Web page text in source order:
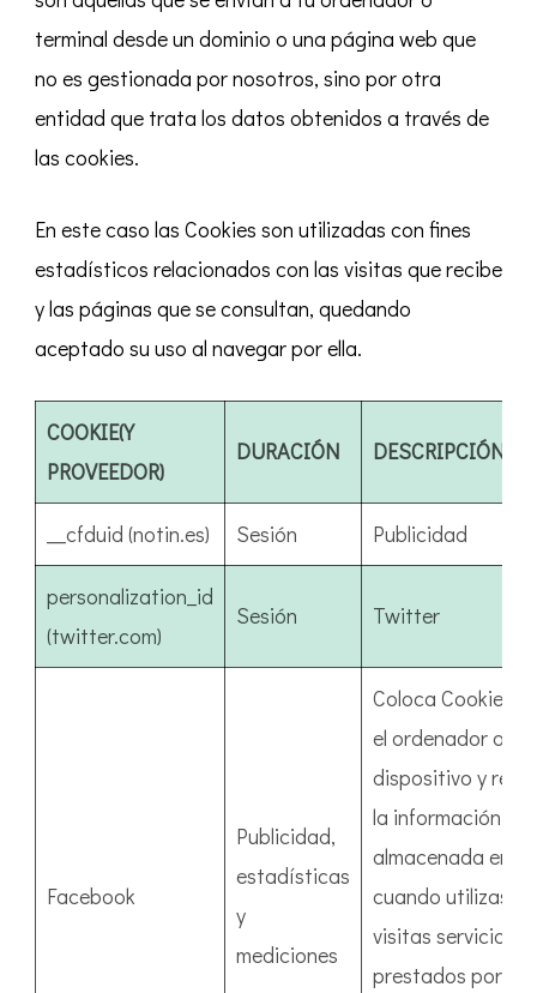
terminal desde un dominio o una página web que
no es gestionada por nosotros, sino por otra
entidad que trata los datos obtenidos a través de
las cookies.
En este caso las Cookies son utilizadas con fines
estadísticos relacionados con las visitas que recibe
y las páginas que se consultan, quedando
aceptado su uso al navegar por ella.
COOKIE(Y
PROVEEDOR)
DURACIÓN DESCRIPCIÓN
__cfduid (notin.es) Sesión Publicidad
personalization_id
(twitter.com)
Sesión Twitter
Facebook
Publicidad,
estadísticas
y
mediciones
Coloca Cookies
el ordenador o
dispositivo y
la información
almacenada en
cuando utilizas o
visitas servicios
prestados por